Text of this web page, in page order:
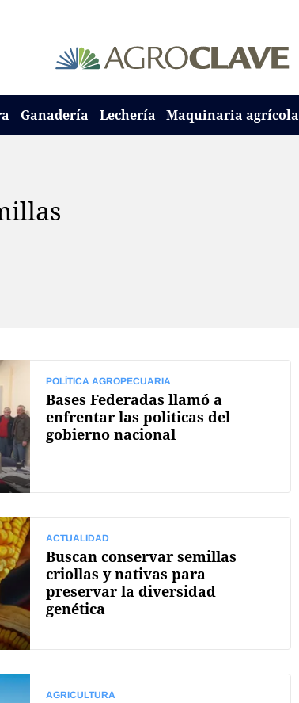
Ganadería Lechería Maquinaria agrícola
POLÍTICA AGROPECUARIA
Bases Federadas llamó a
enfrentar las politicas del
gobierno nacional
ACTUALIDAD
Buscan conservar semillas
criollas y nativas para
preservar la diversidad
genética
AGRICULTURA